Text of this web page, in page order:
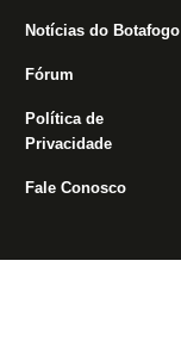
Notícias do Botafogo
Fórum
Política de
Privacidade
Fale Conosco